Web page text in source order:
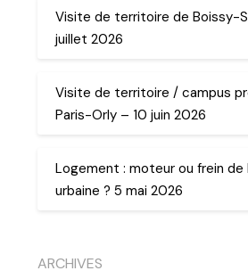
Visite de territoire de Boissy-
juillet 2026
Visite de territoire / campus
Paris-Orly – 10 juin 2026
Logement : moteur ou frein de
urbaine ? 5 mai 2026
ARCHIVES